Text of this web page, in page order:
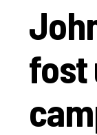
fost